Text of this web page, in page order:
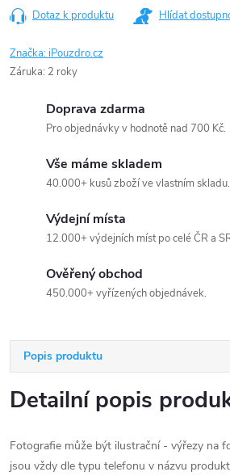
Dotaz k produktu Hlídat
Značka:iPouzdro.cz
Záruka: 2 roky
Doprava zdarma
Pro objednávky v hodnotě nad 700 Kč.
Vše máme skladem
40.000+ kusů zboží ve vlastním skladu.
Výdejní místa
12.000+ výdejních míst po celé ČR a
Ověřený obchod
450.000+ vyřízených objednávek.
Popis produktu
Detailní popis
Fotografie může být ilustrační - výřezy na
jsou vždy dle typu telefonu v názvu